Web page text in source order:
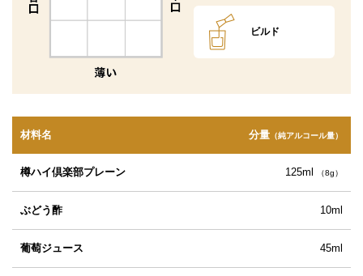
ビルド
材料名 分量（純アルコール量）
樽ハイ倶楽部プレーン 125ml （8g）
ぶどう酢 10ml
葡萄ジュース 45ml